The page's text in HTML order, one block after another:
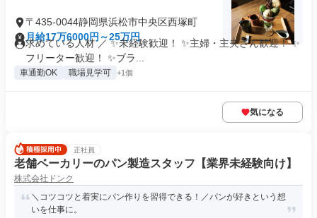
〒435-0044静岡県浜松市中央区西塚町
月給17万6000円～25万円
求めている人材 ／ ✨未経験歓迎！ ✨主婦・主夫さん歓迎！ ✨
フリーター歓迎！ ✨ブラ...
車通勤OK 職場見学可 +1個
気になる
正社員
老舗ベーカリーのパン製造スタッフ【業界未経験向け】
株式会社ドンク
＼コツコツと着実にパン作りを習得できる！／パンが好きという想
いを仕事に。